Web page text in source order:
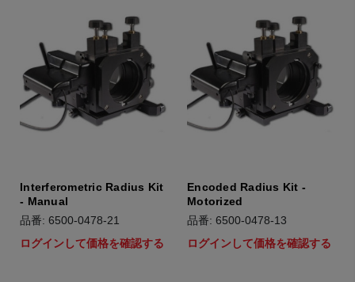
Interferometric Radius Kit
- Manual
品番: 6500-0478-21
ログインして価格を確認する
Encoded Radius Kit -
Motorized
品番: 6500-0478-13
ログインして価格を確認する